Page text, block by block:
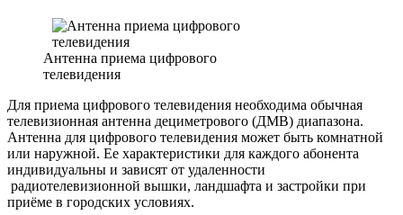
Антенна приема цифрового
телевидения
Для приема цифрового телевидения необходима обычная
телевизионная антенна дециметрового (ДМВ) диапазона.
Антенна для цифрового телевидения может быть комнатной
или наружной. Ее характеристики для каждого абонента
индивидуальны и зависят от удаленности
радиотелевизионной вышки, ландшафта и застройки при
приёме в городских условиях.